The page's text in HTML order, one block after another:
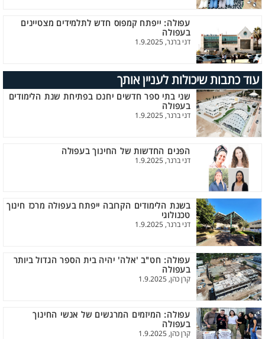
עפולה: ייפתח קמפוס חדש לתלמידים מצטיינים
בעפולה
דני ברנר, 1.9.2025
עוד כתבות שיכולות לעניין אותך
שני בתי ספר חדשים יחנכו בפתיחת שנת הלימודים
בעפולה
דני ברנר, 1.9.2025
הפנים החדשות של החינוך בעפולה
דני ברנר, 1.9.2025
בשנת הלימודים הקרובה ייפתח בעפולה מרכז חינוך
טכנולוגי
דני ברנר, 1.9.2025
עפולה: חט"ב 'אלה' יהיה בית הספר הגדול ביותר
בעפולה
קרן כהן, 1.9.2025
עפולה: המיזמים המרגשים של אנשי החינוך
בעפולה
קרן כהן, 1.9.2025